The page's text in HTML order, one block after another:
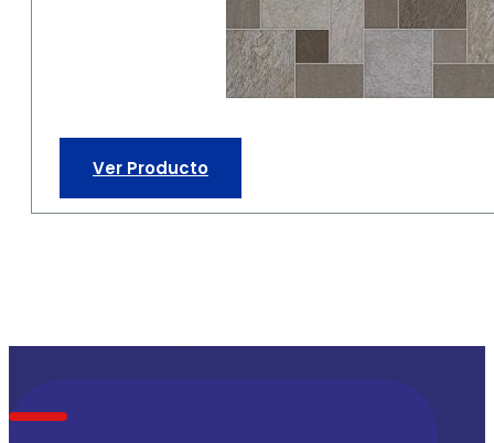
Ver Producto